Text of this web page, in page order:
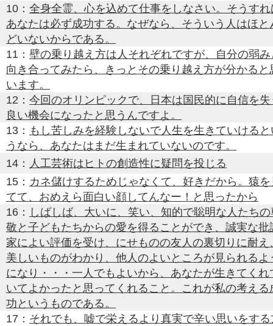
10： 全身全霊、心を込めて仕事をしなさい。そうすれ
あなたは必ず成功する。なぜなら、そういう人はほと
どいないからである。
11： 壁の乗り越え方は人それぞれですが、自分の弱み
向き合ってみたら、きっとその乗り越え方が分かると
います。
12： 今回のオリンピックで、日本は国民的に自信を失
良い機会になったと思うんですよ。
13： もし苦しみを経験しないで人生を生きていけると
うなら、あなたはまだ生まれていないのです。
14： 人工芸術はヒトの創造性に疑問を投じる
15： カネ儲けするためじゃなくて、好きだから。猿を
てて、おめえら面白い顔してんなー！と思ったから
16： しばしば、大いに、笑い、知的で聡明な人たちの
敬と子どもたちからの愛を得ることができ、誠実な批
家によい評価を受け、にせものの友人の裏切りに耐え
美しいものがわかり、他人のよいところが見られるよ
になり・・・一人でもよいから、あなたが生きてくれ
いてよかったと思ってくれること。これが私の考える
功というものである。
17： それでも、嘘で栄えるより真実で辛い思いをする